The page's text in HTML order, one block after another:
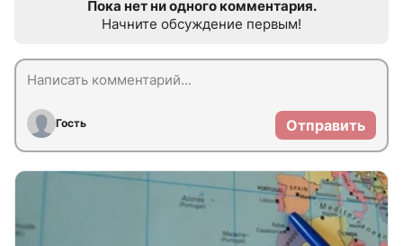
Пока нет ни одного комментария.
Начните обсуждение первым!
Гость Отправить